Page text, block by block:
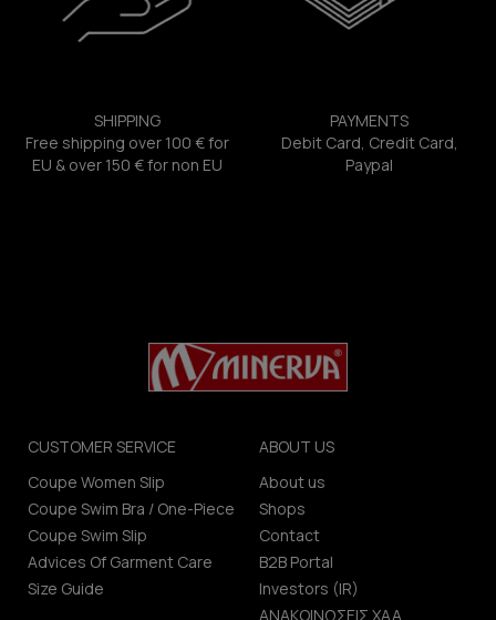
SHIPPING
Free shipping over 100 € for
EU & over 150 € for non EU
PAYMENTS
Debit Card, Credit Card,
Paypal
CUSTOMER SERVICE
Coupe Women Slip
Coupe Swim Bra / One-Piece
Coupe Swim Slip
Advices Of Garment Care
Size Guide
ABOUT US
About us
Shops
Contact
B2B Portal
Investors (IR)
ΑΝΑΚΟΙΝΩΣΕΙΣ ΧΑΑ